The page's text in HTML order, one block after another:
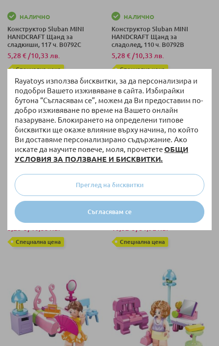
Rayatoys използва бисквитки, за да персонализира и
подобри Вашето изживяване в сайта. Избирайки
бутона “Съгласявам се”, можем да Ви предоставим по-
добро изживяване по време на Вашето онлайн
пазаруване. Блокирането на определени типове
бисквитки ще окаже влияние върху начина, по който
Ви доставяме персонализирано съдържание. Ако
искате да научите повече, моля, прочететеОБЩИ
УСЛОВИЯ ЗА ПОЛЗВАНЕ И БИСКВИТКИ.
Съгласявам се
Преглед на бисквитки
НАЛИЧНО
Конструктор Sluban MINI
HANDCRAFT Щанд за
сладкиши, 117 ч. B0792C
5,28 € /10,33 лв.
Специална цена
НАЛИЧНО
Конструктор Sluban MINI
HANDCRAFT Щанд за
сладолед, 110 ч. B0792B
5,28 € /10,33 лв.
Специална цена
Конструктор Sluban MINI
HANDCRAFT Щанд за плодове,
99 ч. B0792A
Специална цена
НАЛИЧНО
Конструктор Sluban GIRLS
Специална цена